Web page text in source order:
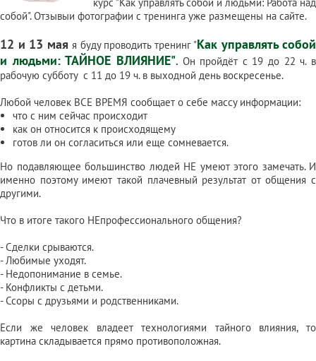
собой".Отзывыи фотографии с тренинга уже размещены на сайте.
12 и 13 мая я буду проводить тренинг "Как управлять собой
и людьми: ТАЙНОЕ ВЛИЯНИЕ". Он пройдёт с 19 до 22 ч. в
рабочую субботу с 11 до 19 ч. в выходной день воскресенье.
Любой человек ВСЕ ВРЕМЯ сообщает о себе массу информации:
что с ним сейчас происходит
как он относится к происходящему
готов ли он согласиться или еще сомневается.
Но подавляющее большинство людей НЕ умеют этого замечать. И
именно поэтому имеют такой плачевный результат от общения с
другими.
Что в итоге такого НЕпрофессионального общения?
- Сделки срываются.
- Любимые уходят.
- Недопонимание в семье.
- Конфликты с детьми.
- Ссоры с друзьями и родственниками.
Если же человек владеет технологиями тайного влияния, то
картина складывается прямо противоположная.